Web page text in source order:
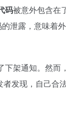
码被意外包含在
泄露，意味着
架通知。然而
发现，自己合